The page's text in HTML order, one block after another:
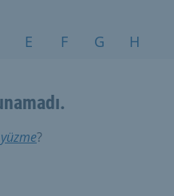
E F G H
yüzme?